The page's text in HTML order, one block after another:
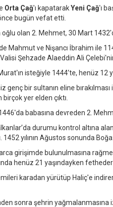
Orta Çağ'ı kapatarakYeni Çağ'ı
bugün vefat etti.
oğlu olan 2. Mehmet, 30 Mart
Mahmut ve Nişancı İbrahim ile
Şehzade Alaeddin Ali
isteğiyle 1444’te, henüz 12
genç bir sultanın eline
yer elden çıktı.
babasına devreden 2.
durumu kontrol altına
yılının Ağustos sonunda
girişimde bulunulmasına
henüz 21 yaşındayken
karadan yürütüp Haliç'e
sonra şehrin yağmalanmasına